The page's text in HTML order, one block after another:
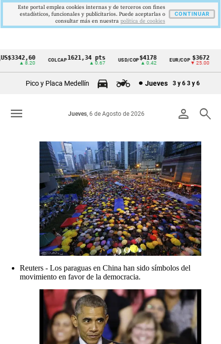
Cintillo
Colombia
COLCAP1621,34 pts
▲ 0.67
USD/COP$4178
▲ 0.42
EUR/COP $3672
▼ 25.00
DESEMPLEO
Pico y Placa Medellín Jueves 3 y 6 3 y 6
person search
Jueves, 6 de Agosto de 2026
menu
Reuters - Los paraguas en China han sido símbolos del
movimiento en favor de la democracia.
Este portal emplea cookies internas y de terceros con fines
estadísticos, funcionales y publicitarios. Puede aceptarlas o
consultar más en nuestra politica de cookies
CONTINUAR